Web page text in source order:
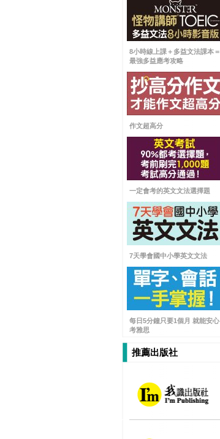
8小時線上課＋多益文法課本＝
最強多益應考攻略
作文超高分
一定會考的英文文法選擇題
7天學會國中小學英文文法
每日5分鐘只要1個月 就能安心
考雅思
推薦出版社